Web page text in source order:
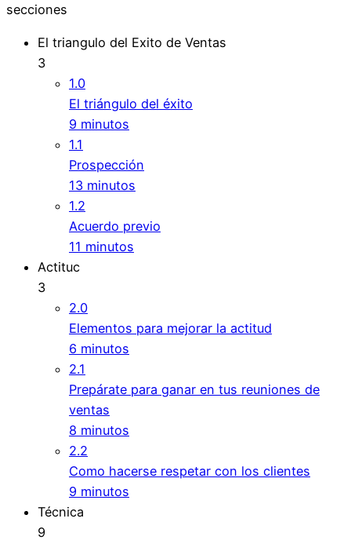
secciones
El triangulo del Exito de Ventas
3
1.0
El triángulo del éxito
9 minutos
1.1
Prospección
13 minutos
1.2
Acuerdo previo
11 minutos
Actituc
3
2.0
Elementos para mejorar la actitud
6 minutos
2.1
Prepárate para ganar en tus reuniones de
ventas
8 minutos
2.2
Como hacerse respetar con los clientes
9 minutos
Técnica
9